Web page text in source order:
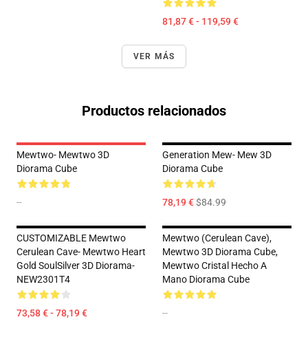
81,87 € - 119,59 €
VER MÁS
Productos relacionados
Mewtwo- Mewtwo 3D
Diorama Cube
--
Generation Mew- Mew 3D
Diorama Cube
78,19 €$84.99
CUSTOMIZABLE Mewtwo
Cerulean Cave- Mewtwo Heart
Gold SoulSilver 3D Diorama-
NEW2301T4
73,58 € - 78,19 €
Mewtwo (Cerulean Cave),
Mewtwo 3D Diorama Cube,
Mewtwo Cristal Hecho A
Mano Diorama Cube
--